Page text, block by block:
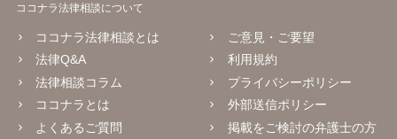
ココナラ法律相談について
ココナラ法律相談とは
法律Q&A
法律相談コラム
ココナラとは
よくあるご質問
ご意見・ご要望
利用規約
プライバシーポリシー
外部送信ポリシー
掲載をご検討の弁護士の方